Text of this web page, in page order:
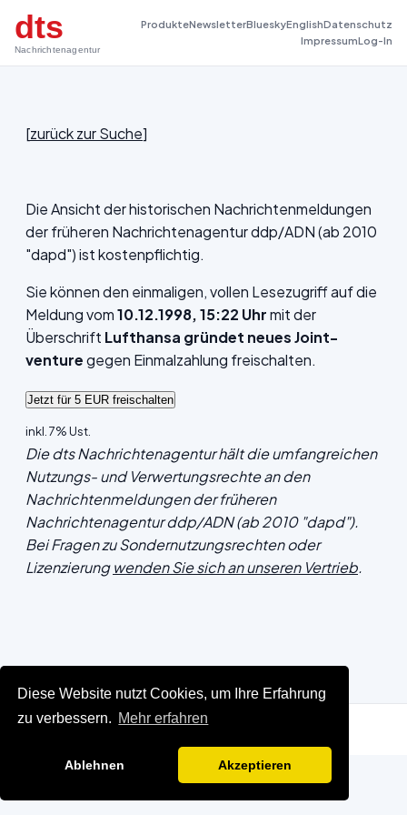
Diese Website nutzt Cookies, um Ihre Erfahrung
zu verbessern. Mehr erfahren
Ablehnen Akzeptieren
dts
Nachrichtenagentur
ProdukteNewsletterBlueskyEnglishDatenschutz
ImpressumLog-In
[zurück zur Suche]
Die Ansicht der historischen Nachrichtenmeldungen
der früheren Nachrichtenagentur ddp/ADN (ab 2010
"dapd") ist kostenpflichtig.
Sie können den einmaligen, vollen Lesezugriff auf die
Meldung vom10.12.1998, 15:22 Uhrmit der
Überschrift Lufthansa gründet neues Joint-
venturegegen Einmalzahlung freischalten.
inkl. 7% Ust.
Die dts Nachrichtenagentur hält die umfangreichen
Nutzungs- und Verwertungsrechte an den
Nachrichtenmeldungen der früheren
Nachrichtenagentur ddp/ADN (ab 2010 "dapd").
Bei Fragen zu Sondernutzungsrechten oder
Lizenzierungwenden Sie sich an unseren Vertrieb.